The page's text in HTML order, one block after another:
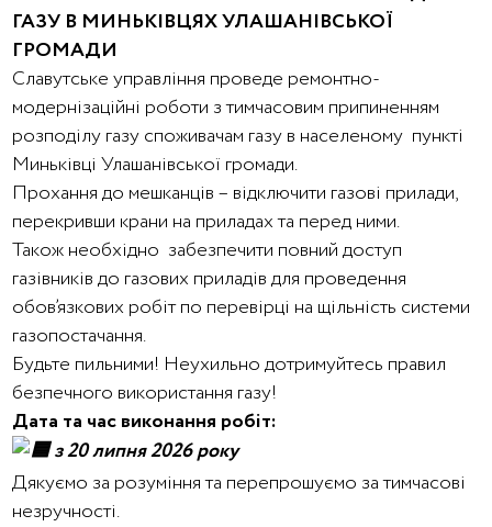
ГАЗУ В МИНЬКІВЦЯХ УЛАШАНІВСЬКОЇ
ГРОМАДИ
Славутське управління проведе ремонтно-
модернізаційні роботи з тимчасовим припиненням
розподілу газу споживачам газу в населеному пункті
Миньківці Улашанівської громади.
Прохання до мешканців – відключити газові прилади,
перекривши крани на приладах та перед ними.
Також необхідно забезпечити повний доступ
газівників до газових приладів для проведення
обов’язкових робіт по перевірці на щільність системи
газопостачання.
Будьте пильними! Неухильно дотримуйтесь правил
безпечного використання газу!
Дата та час виконання робіт:
з 20 липня 2026 року
Дякуємо за розуміння та перепрошуємо за тимчасові
незручності.